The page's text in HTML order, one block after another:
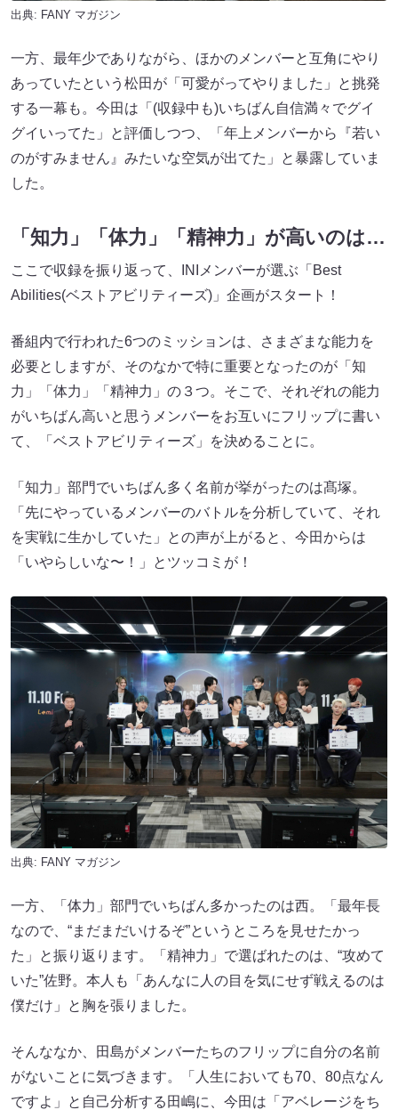
出典: FANY マガジン
一方、最年少でありながら、ほかのメンバーと互角にやり
あっていたという松田が「可愛がってやりました」と挑発
する一幕も。今田は「(収録中も)いちばん自信満々でグイ
グイいってた」と評価しつつ、「年上メンバーから『若い
のがすみません』みたいな空気が出てた」と暴露していま
した。
「知力」「体力」「精神力」が高いのは…
ここで収録を振り返って、INIメンバーが選ぶ「Best
Abilities(ベストアビリティーズ)」企画がスタート！
番組内で行われた6つのミッションは、さまざまな能力を
必要としますが、そのなかで特に重要となったのが「知
力」「体力」「精神力」の３つ。そこで、それぞれの能力
がいちばん高いと思うメンバーをお互いにフリップに書い
て、「ベストアビリティーズ」を決めることに。
「知力」部門でいちばん多く名前が挙がったのは髙塚。
「先にやっているメンバーのバトルを分析していて、それ
を実戦に生かしていた」との声が上がると、今田からは
「いやらしいな〜！」とツッコミが！
出典: FANY マガジン
一方、「体力」部門でいちばん多かったのは西。「最年長
なので、“まだまだいけるぞ”というところを見せたかっ
た」と振り返ります。「精神力」で選ばれたのは、“攻めて
いた”佐野。本人も「あんなに人の目を気にせず戦えるのは
僕だけ」と胸を張りました。
そんななか、田島がメンバーたちのフリップに自分の名前
がないことに気づきます。「人生においても70、80点なん
ですよ」と自己分析する田嶋に、今田は「アベレージをち